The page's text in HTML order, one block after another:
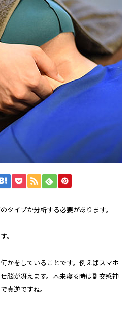
タイプか分析する必要があります。
。
かをしていることです。例えばスマホ
脳が冴えます。本来寝る時は副交感神
真逆ですね。